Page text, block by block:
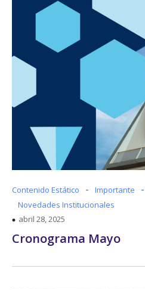
Contenido Estático - Importante -
Novedades Institucionales
abril 28, 2025
Cronograma Mayo